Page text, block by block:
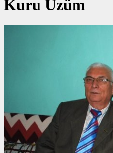
Kuru Üzüm